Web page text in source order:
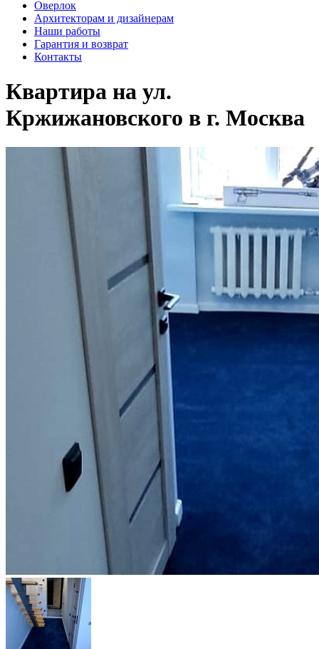
Оверлок
Архитекторам и дизайнерам
Наши работы
Гарантия и возврат
Контакты
Квартира на ул.
Кржижановского в г. Москва